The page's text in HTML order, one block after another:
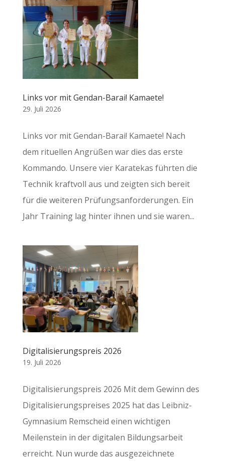
Links vor mit Gendan-Barai! Kamaete!
29. Juli 2026
Links vor mit Gendan-Barai! Kamaete! ​Nach
dem rituellen Angrüßen war dies das erste
Kommando. Unsere vier Karatekas führten die
Technik kraftvoll aus und zeigten sich bereit
für die weiteren Prüfungsanforderungen. Ein
Jahr Training lag hinter ihnen und sie waren...
Digitalisierungspreis 2026
19. Juli 2026
Digitalisierungspreis 2026 Mit dem Gewinn des
Digitalisierungspreises 2025 hat das Leibniz-
Gymnasium Remscheid einen wichtigen
Meilenstein in der digitalen Bildungsarbeit
erreicht. Nun wurde das ausgezeichnete